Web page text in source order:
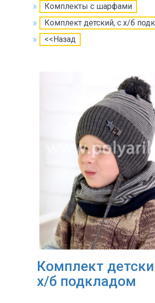
Комплекты с шарфами
Комплект детский, с х/б
<<Назад
Комплект
х/б подкладом